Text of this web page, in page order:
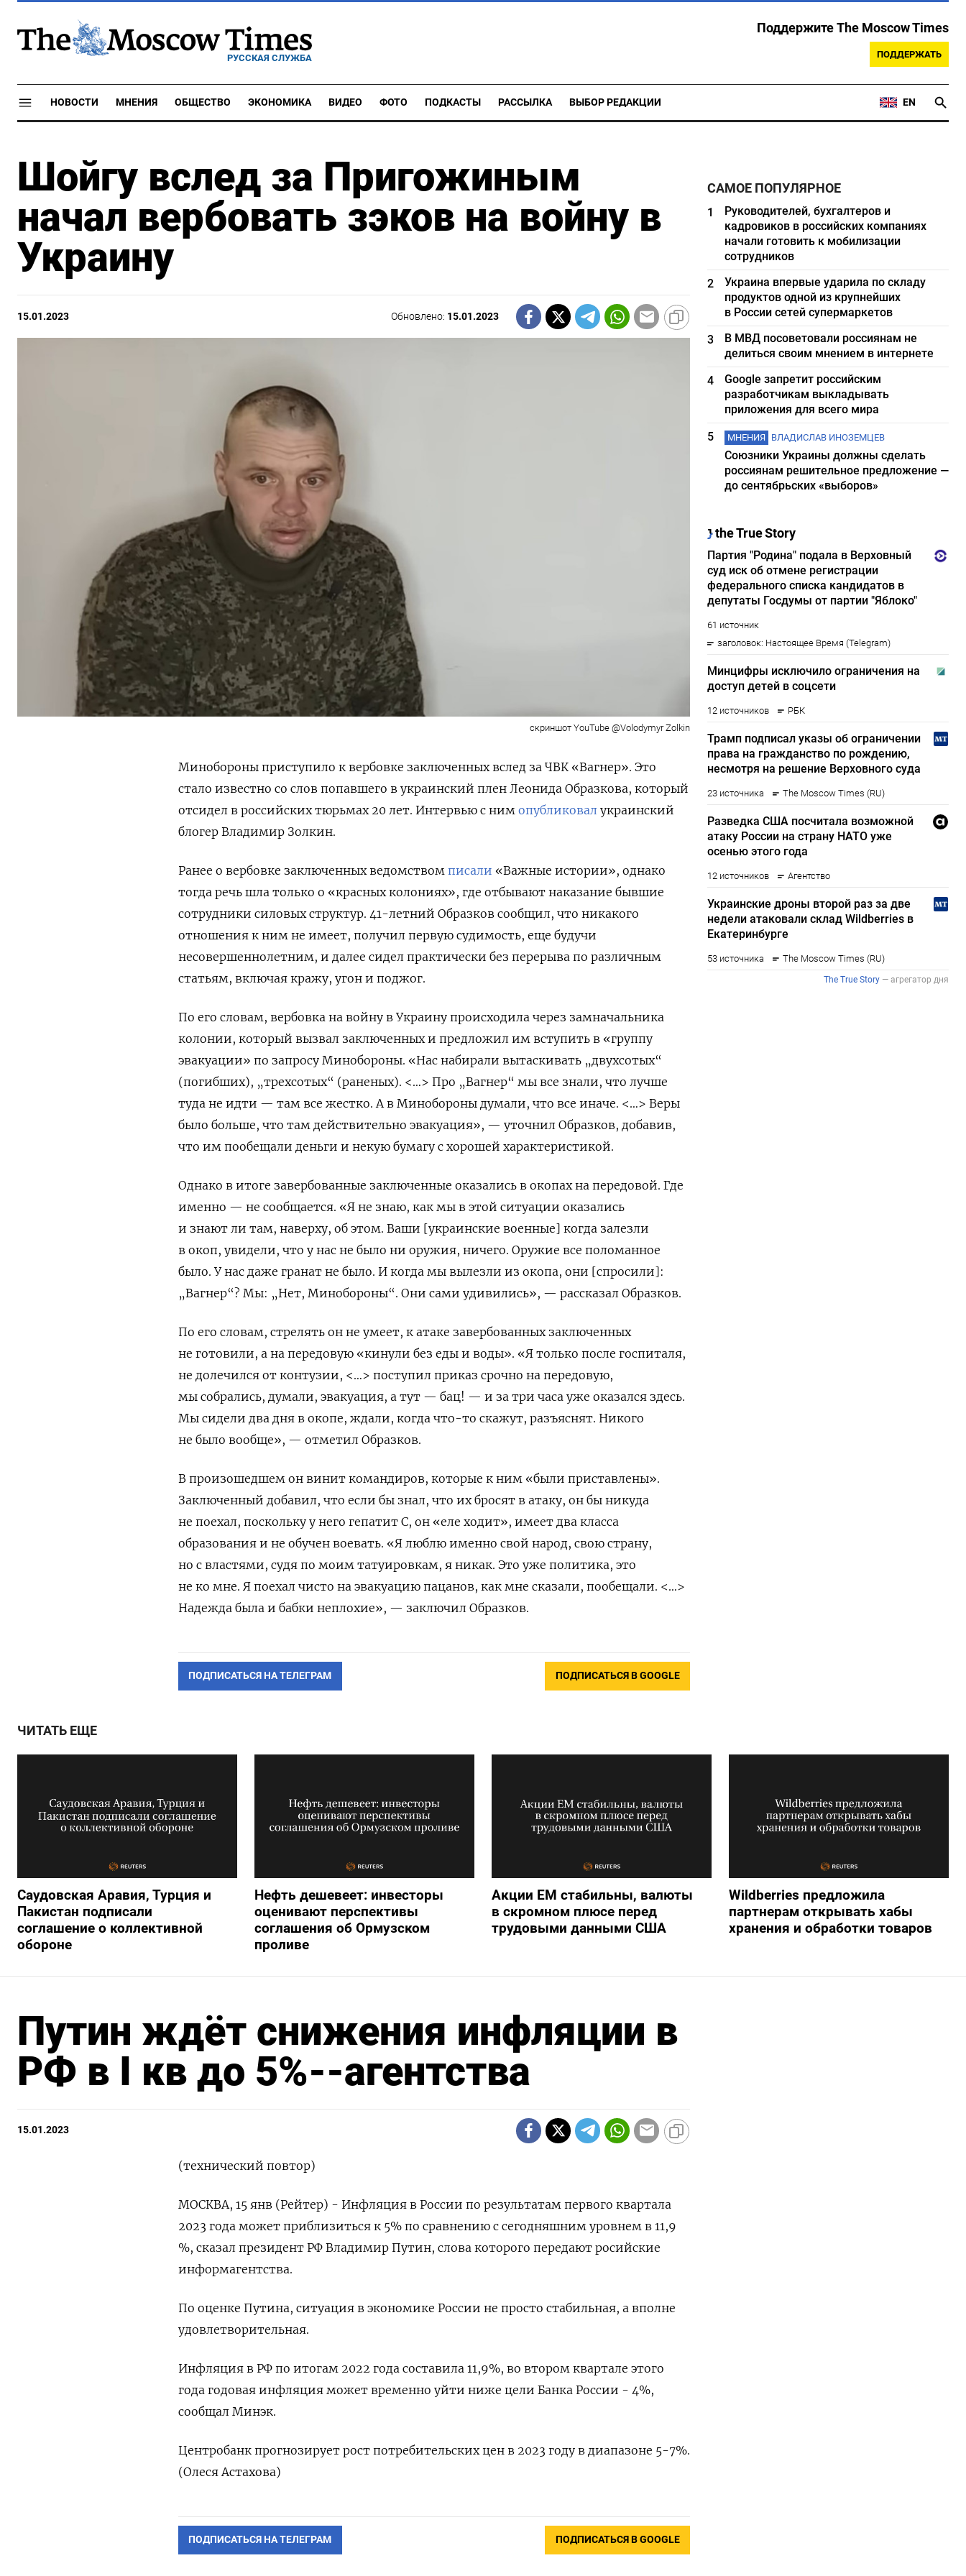
РУССКАЯ СЛУЖБА
Поддержите The Moscow Times
ПОДДЕРЖАТЬ
НОВОСТИ МНЕНИЯ ОБЩЕСТВО ЭКОНОМИКА ВИДЕО ФОТО ПОДКАСТЫ РАССЫЛКА ВЫБОР РЕДАКЦИИ EN
Шойгу вслед за Пригожиным
начал вербовать зэков на войну в
Украину
15.01.2023 Обновлено: 15.01.2023
скриншот YouTube @Volodymyr Zolkin
Минобороны приступило к вербовке заключенных вслед за ЧВК «Вагнер». Это
стало известно со слов попавшего в украинский плен Леонида Образкова, который
отсидел в российских тюрьмах 20 лет. Интервью с ним опубликовал украинский
блогер Владимир Золкин.
Ранее о вербовке заключенных ведомством писали «Важные истории», однако
тогда речь шла только о «красных колониях», где отбывают наказание бывшие
сотрудники силовых структур. 41-летний Образков сообщил, что никакого
отношения к ним не имеет, получил первую судимость, еще будучи
несовершеннолетним, и далее сидел практически без перерыва по различным
статьям, включая кражу, угон и поджог.
По его словам, вербовка на войну в Украину происходила через замначальника
колонии, который вызвал заключенных и предложил им вступить в «группу
эвакуации» по запросу Минобороны. «Нас набирали вытаскивать „двухсотых“
(погибших), „трехсотых“ (раненых). <…> Про „Вагнер“ мы все знали, что лучше
туда не идти — там все жестко. А в Минобороны думали, что все иначе. <…> Веры
было больше, что там действительно эвакуация», — уточнил Образков, добавив,
что им пообещали деньги и некую бумагу с хорошей характеристикой.
Однако в итоге завербованные заключенные оказались в окопах на передовой. Где
именно — не сообщается. «Я не знаю, как мы в этой ситуации оказались
и знают ли там, наверху, об этом. Ваши [украинские военные] когда залезли
в окоп, увидели, что у нас не было ни оружия, ничего. Оружие все поломанное
было. У нас даже гранат не было. И когда мы вылезли из окопа, они [спросили]:
„Вагнер“? Мы: „Нет, Минобороны“. Они сами удивились», — рассказал Образков.
По его словам, стрелять он не умеет, к атаке завербованных заключенных
не готовили, а на передовую «кинули без еды и воды». «Я только после госпиталя,
не долечился от контузии, <…> поступил приказ срочно на передовую,
мы собрались, думали, эвакуация, а тут — бац! — и за три часа уже оказался здесь.
Мы сидели два дня в окопе, ждали, когда что-то скажут, разъяснят. Никого
не было вообще», — отметил Образков.
В произошедшем он винит командиров, которые к ним «были приставлены».
Заключенный добавил, что если бы знал, что их бросят в атаку, он бы никуда
не поехал, поскольку у него гепатит С, он «еле ходит», имеет два класса
образования и не обучен воевать. «Я люблю именно свой народ, свою страну,
но с властями, судя по моим татуировкам, я никак. Это уже политика, это
не ко мне. Я поехал чисто на эвакуацию пацанов, как мне сказали, пообещали. <…>
Надежда была и бабки неплохие», — заключил Образков.
ПОДПИСАТЬСЯ НА ТЕЛЕГРАМ ПОДПИСАТЬСЯ В GOOGLE
САМОЕ ПОПУЛЯРНОЕ
1
Руководителей, бухгалтеров и
кадровиков в российских компаниях
начали готовить к мобилизации
сотрудников
2
Украина впервые ударила по складу
продуктов одной из крупнейших
в России сетей супермаркетов
3
В МВД посоветовали россиянам не
делиться своим мнением в интернете
4
Google запретит российским
разработчикам выкладывать
приложения для всего мира
5
МНЕНИЯ ВЛАДИСЛАВ ИНОЗЕМЦЕВ
Союзники Украины должны сделать
россиянам решительное предложение —
до сентябрьских «выборов»
ЧИТАТЬ ЕЩЕ
Саудовская Аравия, Турция и
Пакистан подписали
соглашение о коллективной
обороне
Нефть дешевеет: инвесторы
оценивают перспективы
соглашения об Ормузском
проливе
Акции ЕМ стабильны, валюты
в скромном плюсе перед
трудовыми данными США
Wildberries предложила
партнерам открывать хабы
хранения и обработки товаров
Путин ждёт снижения инфляции в
РФ в I кв до 5%--агентства
15.01.2023
(технический повтор)
МОСКВА, 15 янв (Рейтер) - Инфляция в России по результатам первого квартала
2023 года может приблизиться к 5% по сравнению с сегодняшним уровнем в 11,9
%, сказал президент РФ Владимир Путин, слова которого передают росийские
информагентства.
По оценке Путина, ситуация в экономике России не просто стабильная, а вполне
удовлетворительная.
Инфляция в РФ по итогам 2022 года составила 11,9%, во втором квартале этого
года годовая инфляция может временно уйти ниже цели Банка России - 4%,
сообщал Минэк.
Центробанк прогнозирует рост потребительских цен в 2023 году в диапазоне 5-7%.
(Олеся Астахова)
ПОДПИСАТЬСЯ НА ТЕЛЕГРАМ ПОДПИСАТЬСЯ В GOOGLE